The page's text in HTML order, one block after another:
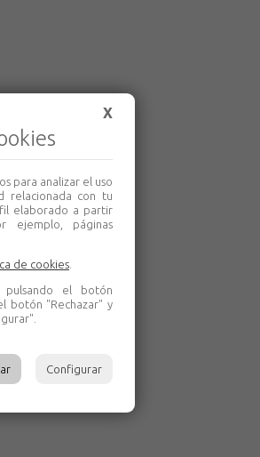
X
para analizar el uso
relacionada con tu
elaborado a partir
ejemplo, páginas
de cookies
pulsando el botón
botón "Rechazar" y
Configurar